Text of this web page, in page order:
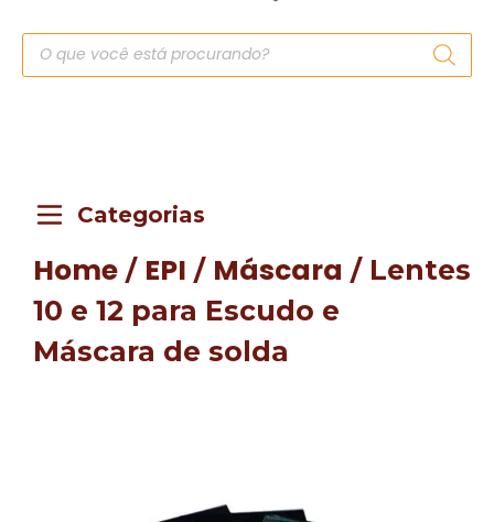
Categorias
Home / EPI / Máscara / Lentes
10 e 12 para Escudo e
Máscara de solda